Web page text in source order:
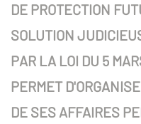
DE PROTECTION
SOLUTION
PAR LA LOI DU 5
PERMET
DE SES AFFAIRES